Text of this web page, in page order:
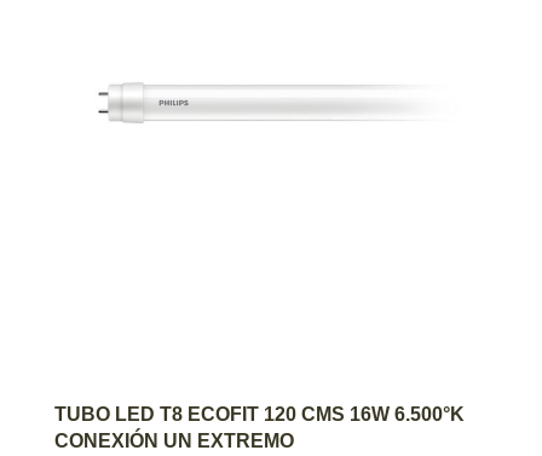
AGREGAR AL CARRITO
TUBO LED T8 ECOFIT 120 CMS 16W 6.500°K
CONEXIÓN UN EXTREMO